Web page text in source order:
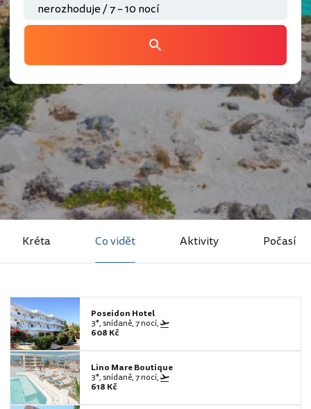
Kréta Co vidět Aktivity Počasí
Poseidon Hotel
3*, snídaně, 7 nocí,
608 Kč
Lino Mare Boutique
3*, snídaně, 7 nocí,
618 Kč